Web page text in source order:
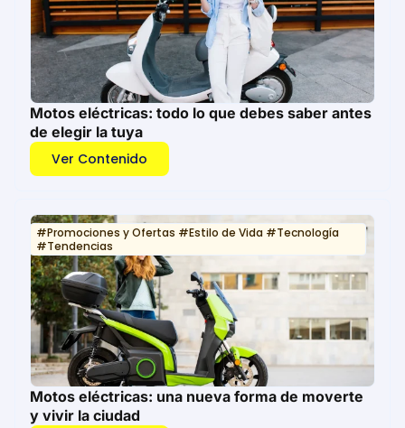
Motos eléctricas: todo lo que debes saber antes
de elegir la tuya
Ver Contenido
#Promociones y Ofertas #Estilo de Vida #Tecnología
#Tendencias
Motos eléctricas: una nueva forma de moverte
y vivir la ciudad